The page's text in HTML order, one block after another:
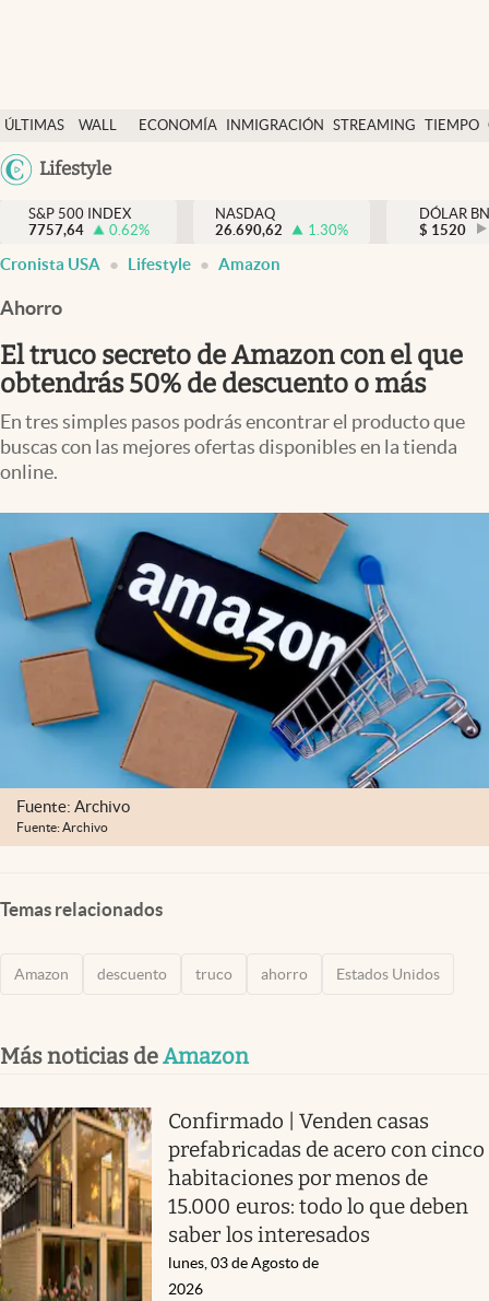
ÚLTIMAS
NOTICIAS
WALL
Y
DÓLAR
ECONOMÍA INMIGRACIÓN STREAMING TIEMPO
Lifestyle
Finanzas y economía
Wall Street y dólar
Inmigración
Espiritual
Streaming
USA
S&P 500 INDEX
7757,64
0.62%
NASDAQ
26.690,62
1.30%
DÓLAR
$ 1520
Cronista USA Lifestyle Amazon
Ahorro
El truco secreto de Amazon con el que
obtendrás 50% de descuento o más
En tres simples pasos podrás encontrar el producto que
buscas con las mejores ofertas disponibles en la tienda
online.
Fuente: Archivo
Fuente: Archivo
Temas relacionados
Amazon descuento truco ahorro Estados Unidos
Más noticias deAmazon
Confirmado | Venden casas
prefabricadas de acero con cinco
habitaciones por menos de
15.000 euros: todo lo que deben
saber los interesados
lunes, 03 de Agosto de
2026